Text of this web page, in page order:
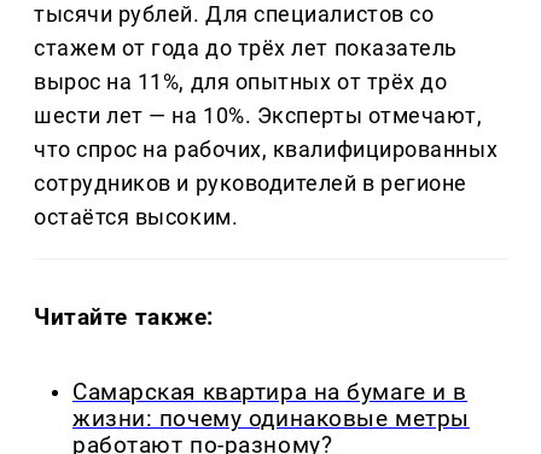
тысячи рублей. Для специалистов со
стажем от года до трёх лет показатель
вырос на 11%, для опытных от трёх до
шести лет — на 10%. Эксперты отмечают,
что спрос на рабочих, квалифицированных
сотрудников и руководителей в регионе
остаётся высоким.
Читайте также:
Самарская квартира на бумаге и в
жизни: почему одинаковые метры
работают по-разному?